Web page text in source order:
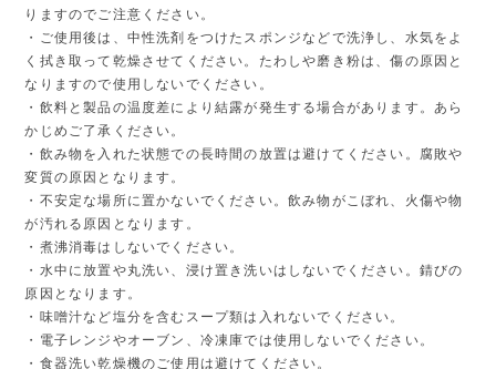
りますのでご注意ください。
・ご使用後は、中性洗剤をつけたスポンジなどで洗浄し、水気をよ
く拭き取って乾燥させてください。たわしや磨き粉は、傷の原因と
なりますので使用しないでください。
・飲料と製品の温度差により結露が発生する場合があります。あら
かじめご了承ください。
・飲み物を入れた状態での長時間の放置は避けてください。腐敗や
変質の原因となります。
・不安定な場所に置かないでください。飲み物がこぼれ、火傷や物
が汚れる原因となります。
・煮沸消毒はしないでください。
・水中に放置や丸洗い、浸け置き洗いはしないでください。錆びの
原因となります。
・味噌汁など塩分を含むスープ類は入れないでください。
・電子レンジやオーブン、冷凍庫では使用しないでください。
・食器洗い乾燥機のご使用は避けてください。